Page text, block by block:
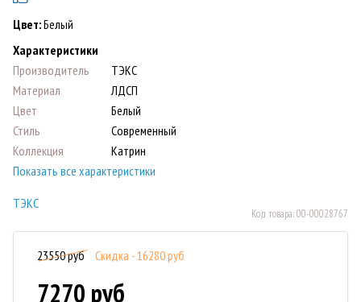
Цвет:Белый
Характеристики
Производитель
ТЭКС
Материал
ЛДСП
Цвет
Белый
Стиль
Современный
Коллекция
Катрин
Показать все характеристики
ТЭКС
Код товара:00-00028767
23550 руб Скидка - 16280 руб
7270 руб